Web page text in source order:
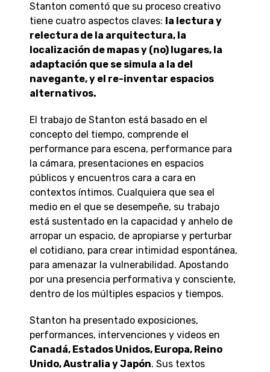
Stanton comentó que su proceso creativo
tiene cuatro aspectos claves: la lectura y
relectura de la arquitectura, la
localización de mapas y (no) lugares, la
adaptación que se simula a la del
navegante, y el re-inventar espacios
alternativos.
El trabajo de Stanton está basado en el
concepto del tiempo, comprende el
performance para escena, performance para
la cámara, presentaciones en espacios
públicos y encuentros cara a cara en
contextos íntimos. Cualquiera que sea el
medio en el que se desempeñe, su trabajo
está sustentado en la capacidad y anhelo de
arropar un espacio, de apropiarse y perturbar
el cotidiano, para crear intimidad espontánea,
para amenazar la vulnerabilidad. Apostando
por una presencia performativa y consciente,
dentro de los múltiples espacios y tiempos.
Stanton ha presentado exposiciones,
performances, intervenciones y videos en
Canadá, Estados Unidos, Europa, Reino
Unido, Australia y Japón. Sus textos